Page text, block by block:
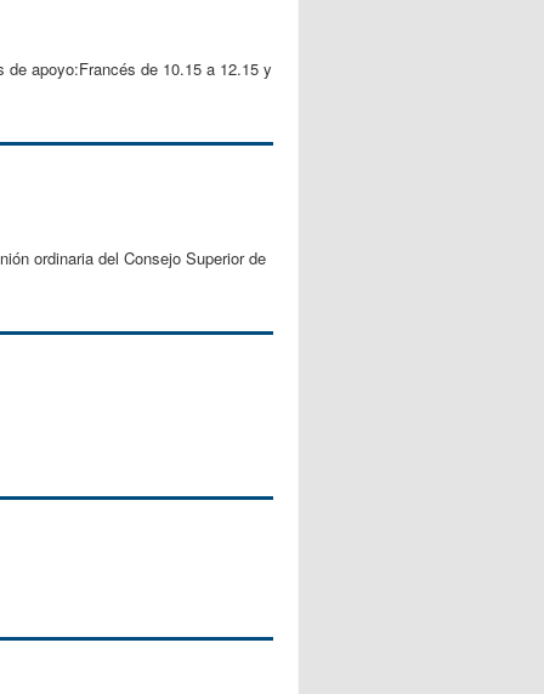
apoyo:Francés de 10.15 a 12.15 y
ordinaria del Consejo Superior de